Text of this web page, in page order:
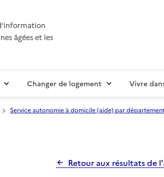
âgées et les
Changer de logement Vivre
Service autonomie à domicile (aide) par
Retour aux résultats de